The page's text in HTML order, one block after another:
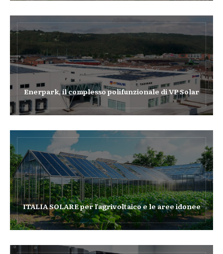
Enerpark, il complesso polifunzionale di VP Solar
ITALIA SOLARE per l’agrivoltaico e le aree idonee